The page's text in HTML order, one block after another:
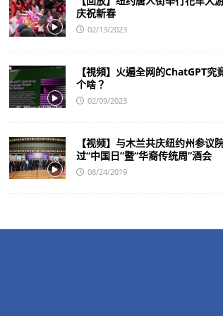
庆祝新春
02/13/2023
【視頻】火遍全网的ChatGPT究
个啥？
02/09/2023
【视频】与木兰共庆纽约州参议
过“中国日”暨“华裔传统周”酒会
08/24/2019